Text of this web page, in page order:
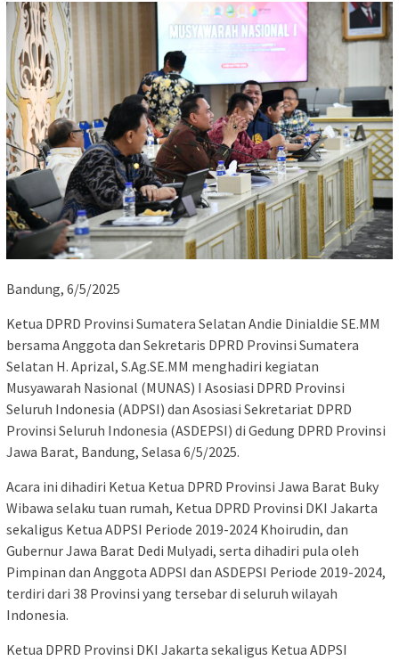
Bandung, 6/5/2025
Ketua DPRD Provinsi Sumatera Selatan Andie Dinialdie SE.MM
bersama Anggota dan Sekretaris DPRD Provinsi Sumatera
Selatan H. Aprizal, S.Ag.SE.MM menghadiri kegiatan
Musyawarah Nasional (MUNAS) I Asosiasi DPRD Provinsi
Seluruh Indonesia (ADPSI) dan Asosiasi Sekretariat DPRD
Provinsi Seluruh Indonesia (ASDEPSI) di Gedung DPRD Provinsi
Jawa Barat, Bandung, Selasa 6/5/2025.
Acara ini dihadiri Ketua Ketua DPRD Provinsi Jawa Barat Buky
Wibawa selaku tuan rumah, Ketua DPRD Provinsi DKI Jakarta
sekaligus Ketua ADPSI Periode 2019-2024 Khoirudin, dan
Gubernur Jawa Barat Dedi Mulyadi, serta dihadiri pula oleh
Pimpinan dan Anggota ADPSI dan ASDEPSI Periode 2019-2024,
terdiri dari 38 Provinsi yang tersebar di seluruh wilayah
Indonesia.
Ketua DPRD Provinsi DKI Jakarta sekaligus Ketua ADPSI